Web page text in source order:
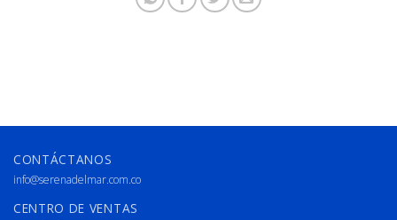
CONTÁCTANOS
info@serenadelmar.com.co
CENTRO DE VENTAS